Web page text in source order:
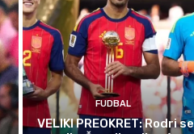
FUDBAL
VELIKI PREOKRET: Rodri se